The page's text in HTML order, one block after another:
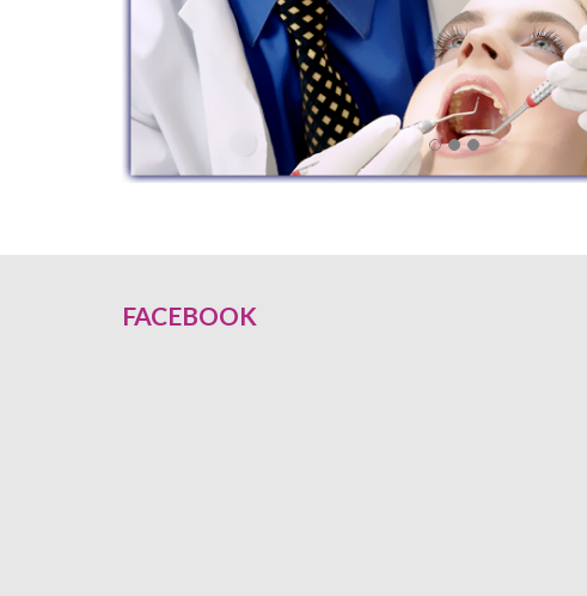
FACEBOOK